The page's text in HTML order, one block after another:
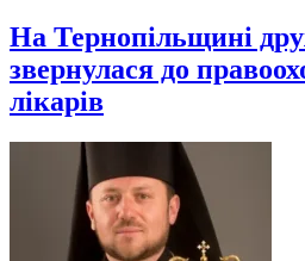
На Тернопільщині
звернулася до
лікарів